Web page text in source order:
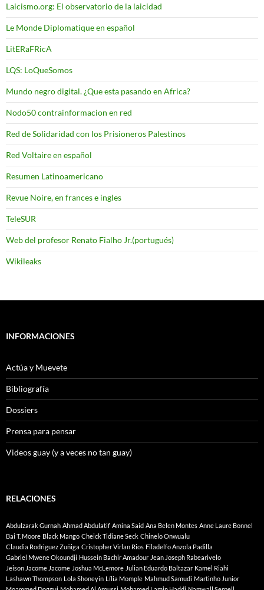
Laicismo.org: El observatorio de la laicidad
Le Monde Diplomatique en español
LitERaFRicA
LQS: LoQueSomos
Mundo negro digital. ¿Que esta pasando en Africa?
Nodo50 contrainformacion en red
Red de Solidaridad con los Prisioneros Palestinos
Red Voltaire en español
Resumen Latinoamericano
Revue Noire, en frances e ingles
TeleSUR
Web del profesor Renato Fialho Jr.(portugués)
Wikileaks
INFORMACIONES
Actúa y Muevete
Bibliografía
Dossiers
Prensa para pensar
Videos guay (y a veces no tan guay)
RELACIONES
Abdulzarak Gurnah Ahmad Abdulatif Amina Said Ana Belen Montes Anne Laure Bonnel
Bai T. Moore Black Mango Cheick Tidiane Seck Chinelo Onwualu
Claudia Rodriguez Zuñiga Cristopher Virlan Rios Filadelfo Anzola Padilla
Gabriel Mwene Okoundji Hussein Bachir Amadour Jean Joseph Rabearivelo
Jeison Jacome Jacome Joshua McLemore Julian Eduardo Baltazar Kamel Riahi
Lashawn Thompson Lola Shoneyin Lília Momple Mahmud Samudi Martinho Junior